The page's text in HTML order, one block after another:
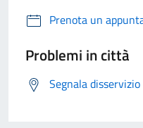
Prenota un
Problemi in città
Segnala disservizio